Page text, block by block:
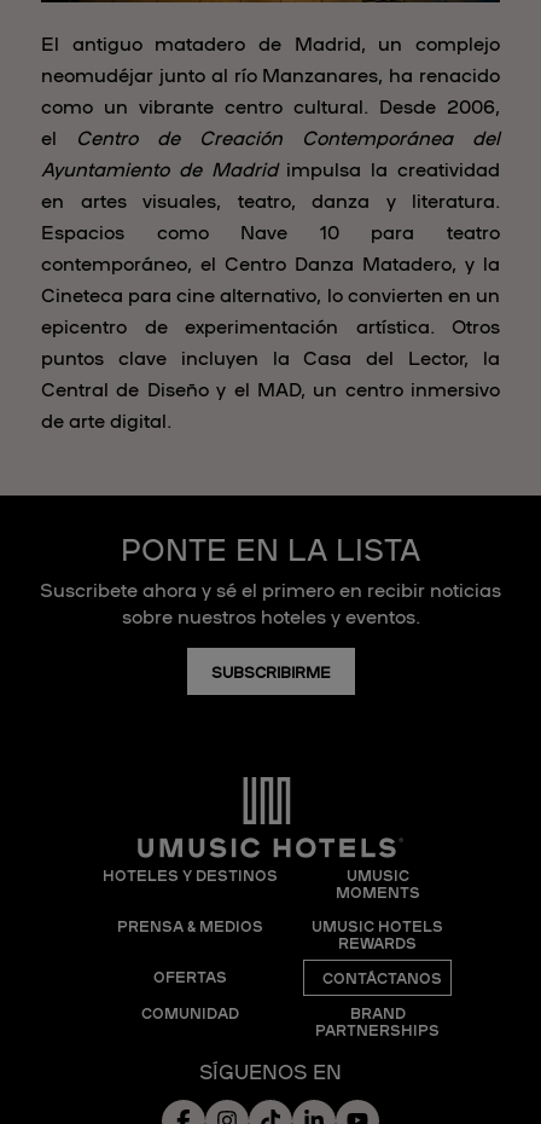
El antiguo matadero de Madrid, un complejo
neomudéjar junto al río Manzanares, ha renacido
como un vibrante centro cultural. Desde 2006,
el Centro de Creación Contemporánea del
Ayuntamiento de Madridimpulsa la creatividad
en artes visuales, teatro, danza y literatura.
Espacios como Nave 10 para teatro
contemporáneo, el Centro Danza Matadero, y la
Cineteca para cine alternativo, lo convierten en un
epicentro de experimentación artística. Otros
puntos clave incluyen la Casa del Lector, la
Central de Diseño y el MAD, un centro inmersivo
de arte digital.
PONTE EN LA LISTA
Suscribete ahora y sé el primero en recibir noticias
sobre nuestros hoteles y eventos.
SUBSCRIBIRME
HOTELES Y DESTINOS
UMUSIC
MOMENTS
PRENSA & MEDIOS
UMUSIC HOTELS
REWARDS
OFERTAS
CONTÁCTANOS
COMUNIDAD
BRAND
PARTNERSHIPS
SÍGUENOS EN